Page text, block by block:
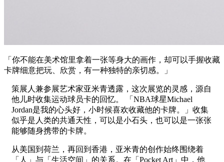
「你不能在美术馆里拿着一张等身大的画作，却可以手握收藏
卡牌细意把玩、欣赏，有一种独特的亲切感。」
策展人兼参展艺术家亚米青透露，这次展览的灵感，源自
他儿时收集运动球员卡的回忆。 「NBA球星Michael
Jordan是我的心头好，小时候喜欢收藏他的卡牌。」收集
似乎是人类的共通天性，可以是小石头，也可以是一张张
能够随身携带的卡牌。
从美国到荷兰，再回到香港，亚米青的创作始终围绕着
「人」与「生活空间」的关系。在「Pocket Art」中，他